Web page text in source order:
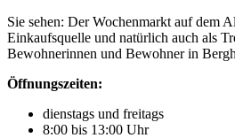
Sie sehen: Der Wochenmarkt auf dem
Einkaufsquelle und natürlich auch als
Bewohnerinnen und Bewohner in
Öffnungszeiten:
dienstags und freitags
8:00 bis 13:00 Uhr